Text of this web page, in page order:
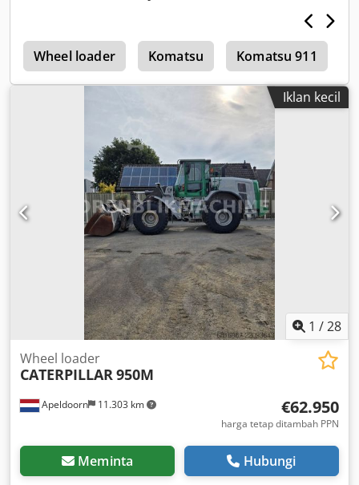
Wheel loader Komatsu Komatsu 911
Iklan kecil
1 /28
Apeldoorn 11.303 km
Wheel loader
CATERPILLAR950M
€62.950
harga tetap ditambah PPN
Meminta Hubungi